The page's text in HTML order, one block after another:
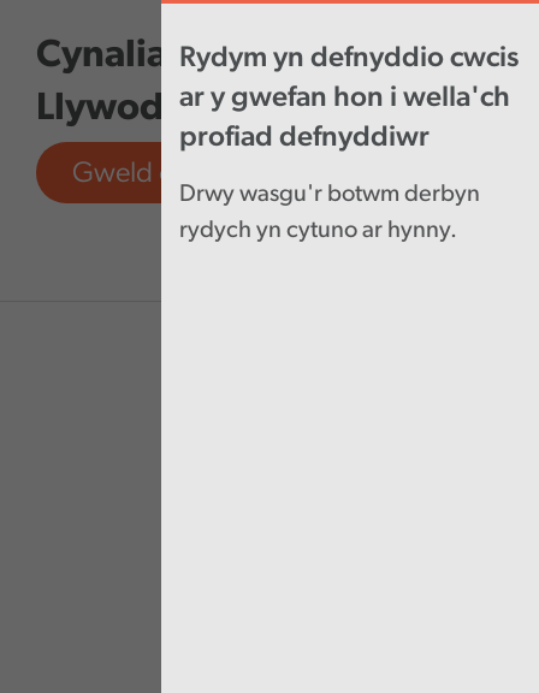
Rydym yn defnyddio cwcis
ar y gwefan hon i wella'ch
profiad defnyddiwr
Drwy wasgu'r botwm derbyn
rydych yn cytuno ar hynny.
Cynaliadwyedd Ariannol
Llywodraeth Leol
Gweld offeryn
Gweld adroddiad